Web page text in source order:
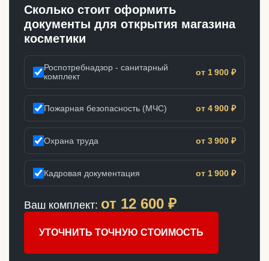
Сколько стоит оформить
документы для открытия магазина
косметики
Роспотребнадзор - санитарный
комплект
от 1 900 ₽
Пожарная безопасность (МЧС) от 4 900 ₽
Охрана труда от 3 900 ₽
Кадровая документация от 1 900 ₽
Ваш комплект: от 12 600 ₽
УТОЧНИТЬ ТОЧНУЮ СТОИМОСТЬ